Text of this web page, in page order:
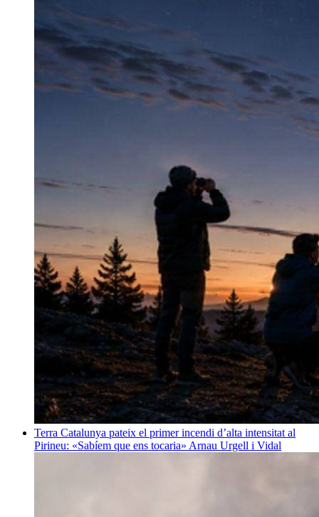
Terra Catalunya pateix el primer incendi d’alta intensitat al
Pirineu: «Sabíem que ens tocaria» Arnau Urgell i Vidal